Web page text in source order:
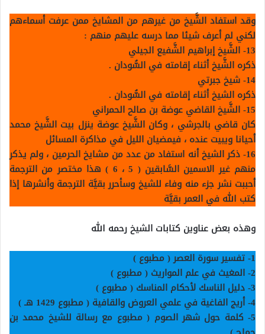
وقد استفاد الشَّيخ من غيرهم من المشايخ ممن عرفت أسماءهم
لكني لم أعرف شيئا مما درسه عليهم منهم :
13- الشَّيخ إبراهيم الشَّفيع الجيلي
ذكره الشَّيخ أثناء إقامته في السُّودان .
14- شيخ جبرتي
ذكره الشيخ أثناء إقامته في السُّودان .
15- الشَّيخ القاضي عوضة بن صالح الحمراني
كان قاضي بالجرشي ، وكان الشَّيخ عوضة ينزل بيت الشَّيخ محمد
أحيانا ويبيت عنده ، فيمضيان الليل في مذاكرة المسائل
16- ذكر الشيخ أنه استفاد من عدد من مشايخ الحرمين ، ولم يذكر
منهم غير الاسمين السَّابقين ( 5 ، 6 )
هذا مختصر من الترجمة
أحببت نشر جزء منه وفاء للشيخ وسأحرر بقيَّة الترجمة وأنشرها إذا
كتب الله في العمر بقيَّة
وهذه بعض عناوين كتابات الشيخ رحمه الله
1- تفسير سورة العصر ( مطبوع )
2- المغيث في علم المواريث ( مطبوع )
3- دليل الناسك لأحكام المناسك ( مطبوع )
4- أريج الفاغية في علمي العروض والقافية ( مطبوع 1429 هـ
)
5- كلمة حول شهر الصوم ( مطبوع مع رسالة للشيخ محمد بن